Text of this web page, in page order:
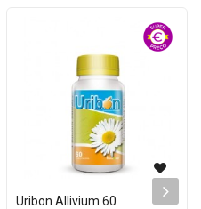
Uribon Allivium 60